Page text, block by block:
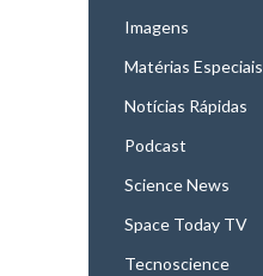
Imagens
Matérias Especiais
Notícias Rápidas
Podcast
Science News
Space Today TV
Tecnoscience